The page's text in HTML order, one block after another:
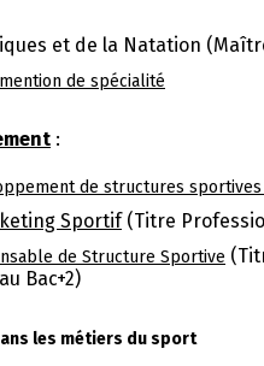
et de la Natation
mention de spécialité
:
de structures sportives
Sportif(Titre
de Structure Sportive
Bac+2)
les métiers du sport